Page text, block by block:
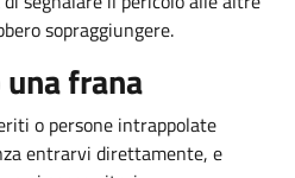
sopraggiungere.
frana
o persone intrappolate
entrarvi direttamente, e